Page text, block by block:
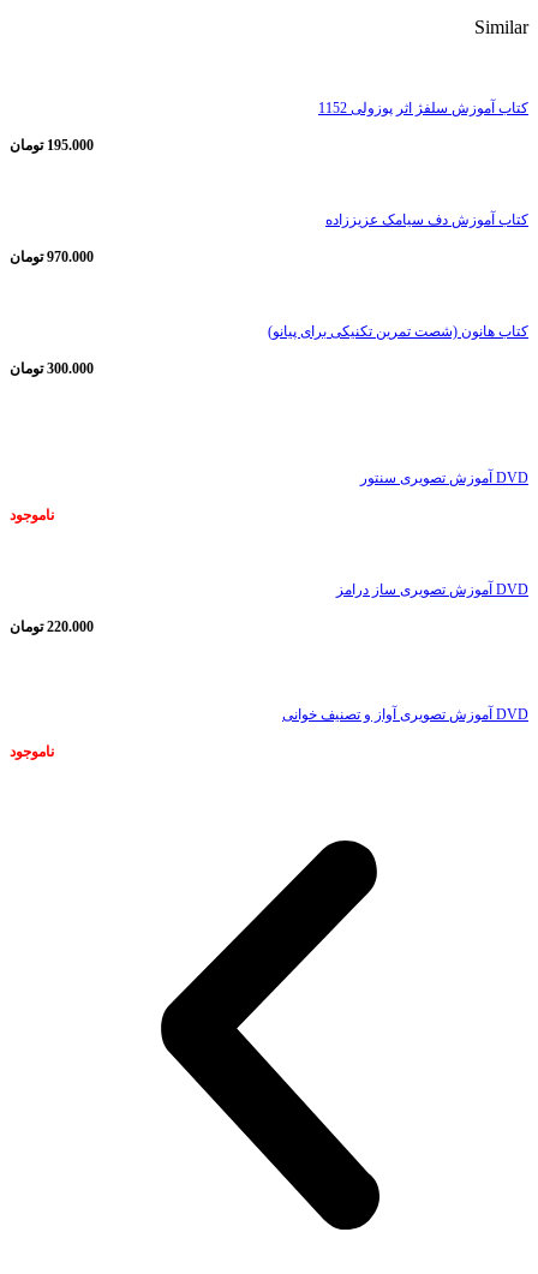
Similar
کتاب آموزش سلفژ اثر پوزولی 1152
195.000 تومان
کتاب آموزش دف سیامک عزیززاده
970.000 تومان
کتاب هانون (شصت تمرین تکنیکی برای پیانو)
300.000 تومان
DVD آموزش تصویری سنتور
ناموجود
DVD آموزش تصویری ساز درامز
220.000 تومان
DVD آموزش تصویری آواز و تصنیف خوانی
ناموجود